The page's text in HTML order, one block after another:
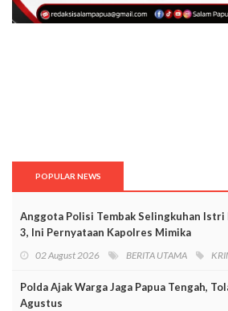
POPULAR NEWS
Anggota Polisi Tembak Selingkuhan Istri
3, Ini Pernyataan Kapolres Mimika
02 August 2026 BERITA UTAMA
Polda Ajak Warga Jaga Papua Tengah,
Agustus